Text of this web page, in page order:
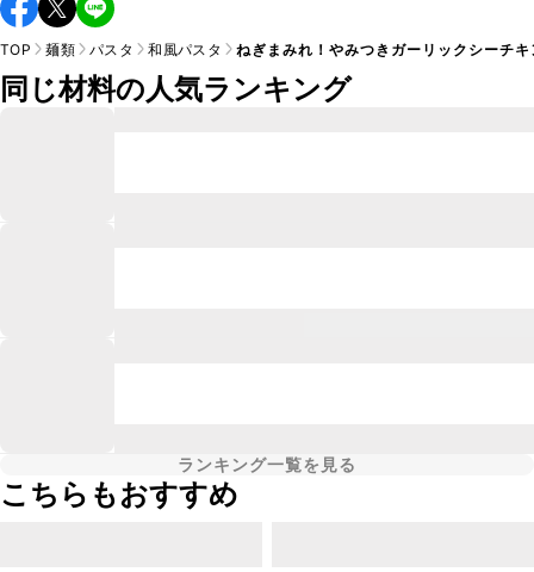
TOP 麺類 パスタ 和風パスタ ねぎまみれ！やみつきガーリックシーチ
同じ材料の人気ランキング
ランキング一覧を見る
こちらもおすすめ